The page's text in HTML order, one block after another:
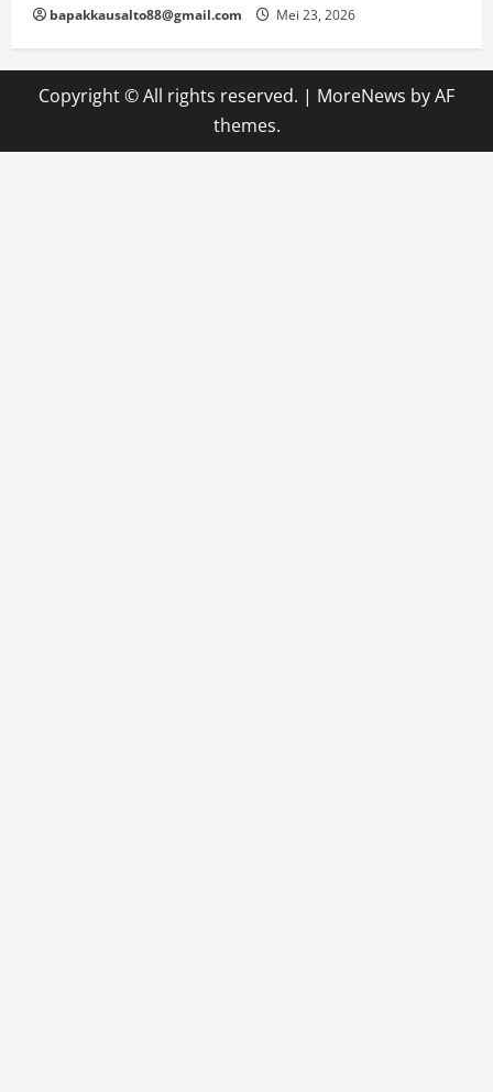
bapakkausalto88@gmail.com Mei 23, 2026
Copyright © All rights reserved. | MoreNews by AF
themes.